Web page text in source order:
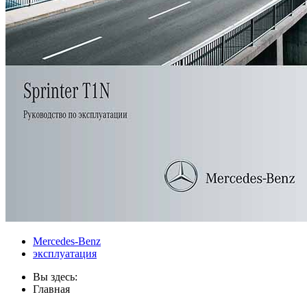
Mercedes-Benz
эксплуатация
Вы здесь:
Главная